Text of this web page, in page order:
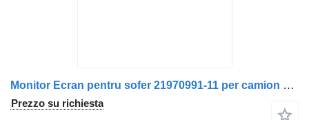
Monitor Ecran pentru sofer 21970991-11 per camion Volvo – 21970991
Prezzo su richiesta